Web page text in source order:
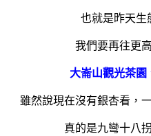
也就是昨天生
我們要再往更
大崙山觀光茶園
雖然說現在沒有銀杏看，
真的是九彎十八